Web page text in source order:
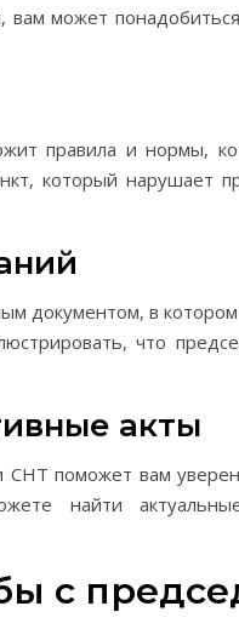
может
правила и нормы,
который нарушает
документом, в
что
акты
СНТ поможет вам
найти
с